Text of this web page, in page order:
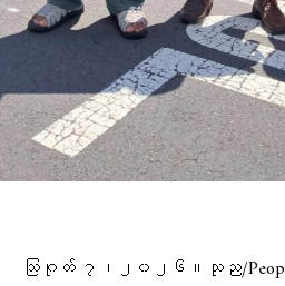
သြဂုတ် ၇၊၂၀၂၆။သုည/